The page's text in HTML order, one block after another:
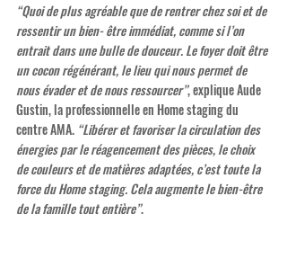
“Quoi de plus agréable que de rentrer chez soi et de
ressentir un bien- être immédiat, comme si l’on
entrait dans une bulle de douceur. Le foyer doit être
un cocon régénérant, le lieu qui nous permet de
nous évader et de nous ressourcer”, explique Aude
Gustin, la professionnelle en Home staging du
centre AMA. “Libérer et favoriser la circulation des
énergies par le réagencement des pièces, le choix
de couleurs et de matières adaptées, c’est toute la
force du Home staging. Cela augmente le bien-être
de la famille tout entière”.